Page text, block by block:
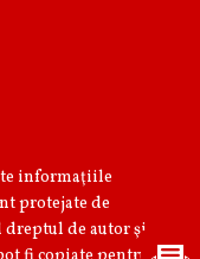
informaţiile
protejate de
de autor şi